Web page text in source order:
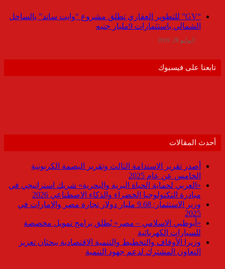
“GV” للتطوير العقاري تطلق مشروع “وايت ساند” بالساحل
الشمالي باستثمارات 9مليار جنيه
يوليو 28, 2019
تابعنا على فيسبوك
أحدث المقالات
أصدر تقرير الاستدامة الثالث وتقرير البصمة الكربونية
الخامس عن عام 2025
«العربي لحماية الحياة البرية والبحرية» شريك استراتيجي في
مبادرة التكنولوجيا الخضراء والذكاء الاصطناعي 2026
وزير الاستثمار: 9.68 مليار دولار تجارة مصر والإمارات في
2025
«أبوظبي الإسلامي – مصر» يُطلق برامج تمويل مخصصة
للسيارات الكهربائية
وزيرا الأوقاف والتخطيط والتنمية الاقتصادية يبحثان تعزيز
التعاون المشترك لدعم جهود التنمية